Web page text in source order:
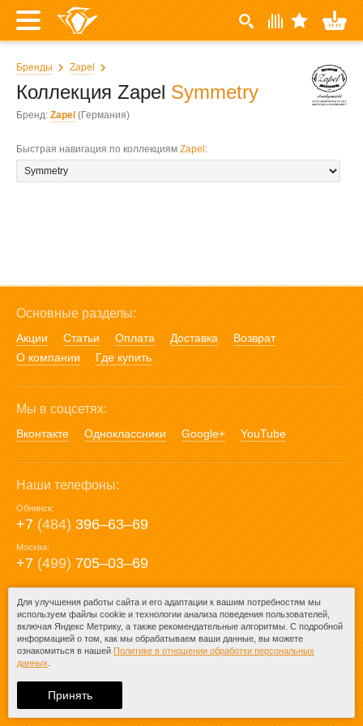
Бренды Zapel
Коллекция Zapel Symmetry
Бренд: Zapel (Германия)
Быстрая навигация по коллекциям Zapel :
Основные разделы:
Акции Статьи Оплата Доставка
Возврат
О компании
Где купить
Мы в соцсетях:
Вконтакте Одноклассники Google+ YouTube
Наши телефоны:
Обнинск:
+7 (484) 396‒63‒69
Москва:
+7 (499) 705‒03‒69
E-mail:
mail@posuda40.ru
При любом копировании информации
ссылка на
Для улучшения работы сайта и его адаптации к вашим потребностям мы
используем файлы cookie и технологии анализа поведения пользователей,
включая Яндекс Метрику, а также рекомендательные алгоритмы. С подробной
информацией о том, как мы обрабатываем ваши данные, вы можете
ознакомиться в нашей Политике в отношении обработки персональных
данных
Принять